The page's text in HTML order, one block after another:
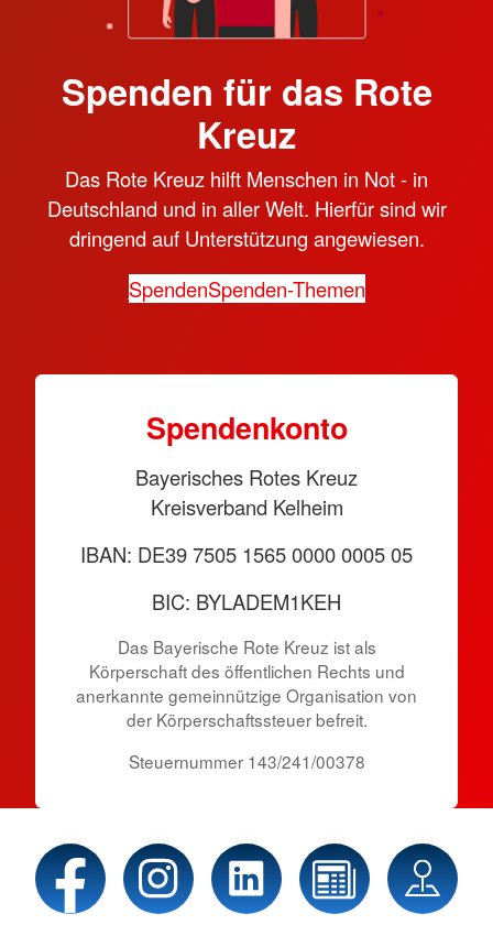
Spenden für das Rote
Kreuz
Das Rote Kreuz hilft Menschen in Not - in
Deutschland und in aller Welt. Hierfür sind wir
dringend auf Unterstützung angewiesen.
SpendenSpenden-Themen
Spen­den­konto
Bayerisches Rotes Kreuz
Kreisverband Kelheim
IBAN: DE39 7505 1565 0000 0005 05
BIC: BYLADEM1KEH
Das Bayerische Rote Kreuz ist als
Körperschaft des öffentlichen Rechts und
anerkannte gemeinnützige Organisation von
der Körper­schafts­steuer befreit.
Steuernummer 143/241/00378